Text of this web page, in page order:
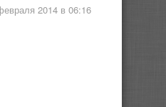
2014 в 06:16